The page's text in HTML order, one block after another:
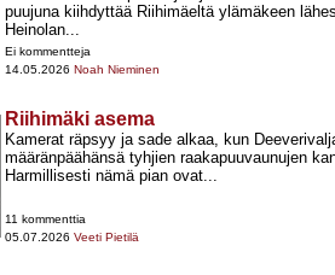
puujuna kiihdyttää Riihimäeltä ylämäkeen
Heinolan...
Ei kommentteja
14.05.2026 Noah Nieminen
Riihimäki asema
Kamerat räpsyy ja sade alkaa, kun
määränpäähänsä tyhjien raakapuuvaunujen
Harmillisesti nämä pian ovat...
11 kommenttia
05.07.2026 Veeti Pietilä